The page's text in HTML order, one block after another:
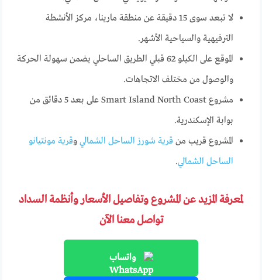
لا تبعد سوى 15 دقيقة عن منطقة مارينا، مركز الأنشطة
الترفيهية والسياحية الأشهر.
الموقع على الكيلو 62 قبلي الطريق الساحلي يضمن سهولة الحركة
والوصول من مختلف الاتجاهات.
مشروع Smart Island North Coast على بعد 5 دقائق من
بوابة الإسكندرية.
المشروع قريب من قرية شورز الساحل الشمالي وقرية مونتيانو
الساحل الشمالي.
لمعرفة المزيد عن المشروع وتفاصيل الأسعار وأنظمة السداد
تواصل معنا الآن
واتساب